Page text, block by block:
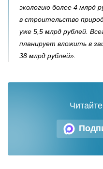
экологию более 4 млрд
в строительство
уже 5,5 млрд рублей.
планирует вложить в
38 млрд рублей».